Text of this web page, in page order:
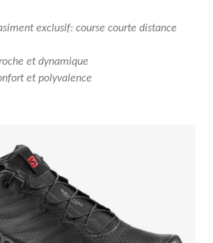
exclusif: course courte distance
et dynamique
et polyvalence